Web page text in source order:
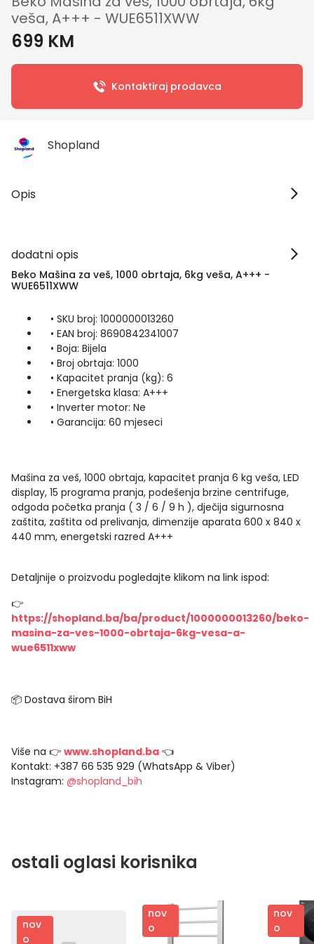
veša, A+++ - WUE6511XWW
699 KM
Kontaktiraj prodavca
Shopland
Opis
dodatni opis
Beko Mašina za veš, 1000 obrtaja, 6kg veša, A+++ -
WUE6511XWW
• SKU broj: 1000000013260
• EAN broj: 8690842341007
• Boja: Bijela
• Broj obrtaja: 1000
• Kapacitet pranja (kg): 6
• Energetska klasa: A+++
• Inverter motor: Ne
• Garancija: 60 mjeseci
Mašina za veš, 1000 obrtaja, kapacitet pranja 6 kg veša, LED
display, 15 programa pranja, podešenja brzine centrifuge,
odgoda početka pranja ( 3 / 6 / 9 h ), dječija sigurnosna
zaštita, zaštita od prelivanja, dimenzije aparata 600 x 840 x
440 mm, energetski razred A+++
Detaljnije o proizvodu pogledajte klikom na link ispod:
👉
https://shopland.ba/ba/product/1000000013260/beko-
masina-za-ves-1000-obrtaja-6kg-vesa-a-
wue6511xww
📦 Dostava širom BiH
Više na 👉 www.shopland.ba 👈
Kontakt: +387 66 535 929 (WhatsApp & Viber)
Instagram: @shopland_bih
ostali oglasi korisnika
nov
o
nov
o
nov
o